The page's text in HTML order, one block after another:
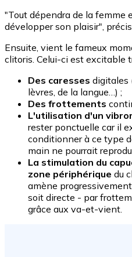
"Tout dépendra de la femme
développer son plaisir",
Ensuite, vient le fameux
clitoris. Celui-ci est excitable
Des caresses digitales
lèvres, de la langue…) ;
Des frottements
L'utilisation d'un
rester ponctuelle car il
conditionner à ce type
main ne pourrait
La stimulation du
zone périphérique du
amène
soit directe - par
grâce aux va-et-vient.